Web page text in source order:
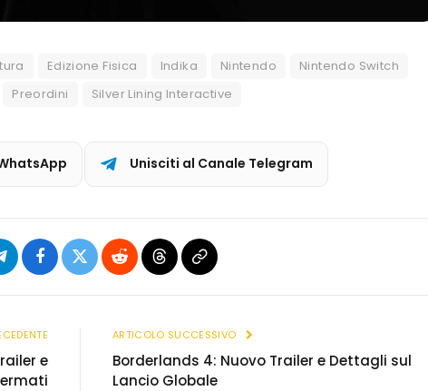
Edizione Fisica Indika Nintendo
Nintendo Switch
Preordini Silver Lining Interactive
Unisciti al Canale Telegram
TelegramFacebook
X
RedditThreadsCopia
e
ARTICOLO SUCCESSIVO
Borderlands 4: Nuovo Trailer e Dettagli sul
Lancio Globale